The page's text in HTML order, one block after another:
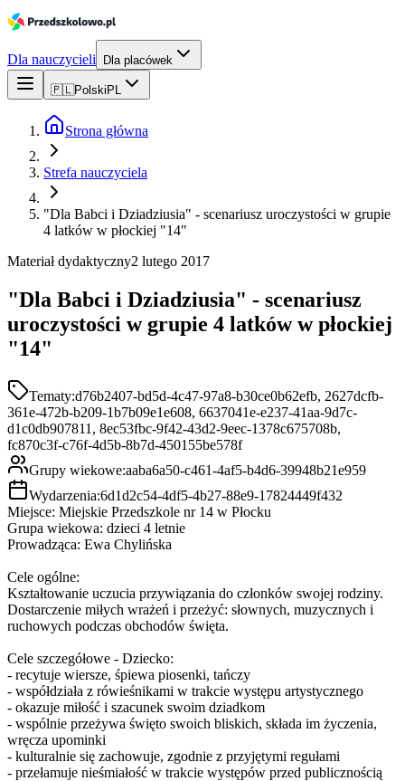
Dla nauczycieli Dla placówek
🇵🇱Polski PL
Strona główna
Strefa nauczyciela
"Dla Babci i Dziadziusia" - scenariusz uroczystości w grupie
4 latków w płockiej "14"
Materiał dydaktyczny2 lutego 2017
"Dla Babci i Dziadziusia" - scenariusz
uroczystości w grupie 4 latków w płockiej
"14"
Tematy:d76b2407-bd5d-4c47-97a8-b30ce0b62efb, 2627dcfb-
361e-472b-b209-1b7b09e1e608, 6637041e-e237-41aa-9d7c-
d1c0db907811, 8ec53fbc-9f42-43d2-9eec-1378c675708b,
fc870c3f-c76f-4d5b-8b7d-450155be578f
Grupy wiekowe:aaba6a50-c461-4af5-b4d6-39948b21e959
Wydarzenia:6d1d2c54-4df5-4b27-88e9-17824449f432
Miejsce: Miejskie Przedszkole nr 14 w Płocku
Grupa wiekowa: dzieci 4 letnie
Prowadząca: Ewa Chylińska
Cele ogólne:
Kształtowanie uczucia przywiązania do członków swojej rodziny.
Dostarczenie miłych wrażeń i przeżyć: słownych, muzycznych i
ruchowych podczas obchodów święta.
Cele szczegółowe - Dziecko:
- recytuje wiersze, śpiewa piosenki, tańczy
- współdziała z rówieśnikami w trakcie występu artystycznego
- okazuje miłość i szacunek swoim dziadkom
- wspólnie przeżywa święto swoich bliskich, składa im życzenia,
wręcza upominki
- kulturalnie się zachowuje, zgodnie z przyjętymi regułami
- przełamuje nieśmiałość w trakcie występów przed publicznością